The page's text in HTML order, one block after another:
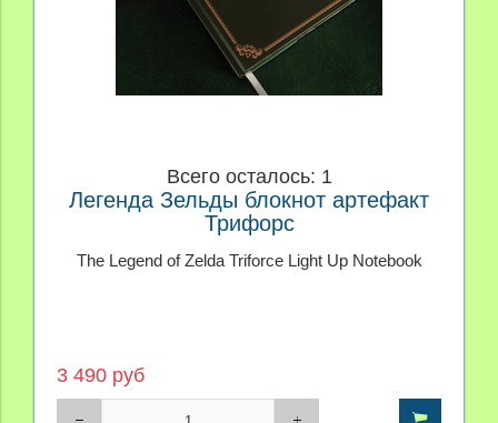
Всего осталось: 1
Легенда Зельды блокнот артефакт
Трифорс
The Legend of Zelda Triforce Light Up Notebook
3 490 руб